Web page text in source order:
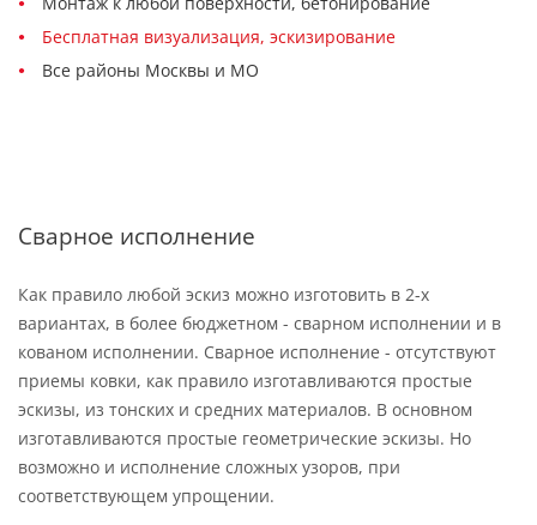
Бесплатная визуализация, эскизирование
Все районы Москвы и МО
Сварное исполнение
Как правило любой эскиз можно изготовить в 2-х
вариантах, в более бюджетном - сварном исполнении и в
кованом исполнении. Сварное исполнение - отсутствуют
приемы ковки, как правило изготавливаются простые
эскизы, из тонских и средних материалов. В основном
изготавливаются простые геометрические эскизы. Но
возможно и исполнение сложных узоров, при
соответствующем упрощении.